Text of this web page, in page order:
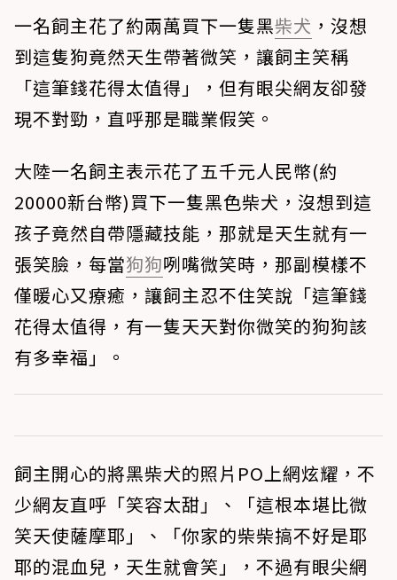
一名飼主花了約兩萬買下一隻黑柴犬 ，沒想
到這隻狗竟然天生帶著微笑，讓飼主笑稱
「這筆錢花得太值得」，但有眼尖網友卻發
現不對勁，直呼那是職業假笑。
大陸一名飼主表示花了五千元人民幣(約
20000新台幣)買下一隻黑色柴犬，沒想到這
孩子竟然自帶隱藏技能，那就是天生就有一
張笑臉，每當狗狗咧嘴微笑時，那副模樣不
僅暖心又療癒，讓飼主忍不住笑說「這筆錢
花得太值得，有一隻天天對你微笑的狗狗該
有多幸福」。
飼主開心的將黑柴犬的照片PO上網炫耀，不
少網友直呼「笑容太甜」、「這根本堪比微
笑天使薩摩耶」、「你家的柴柴搞不好是耶
耶的混血兒，天生就會笑」，不過有眼尖網